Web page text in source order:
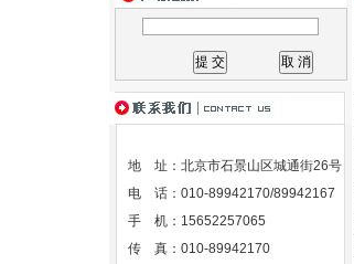
地 址：北京市石景山区城通街26号
电 话：010-89942170/89942167
手 机：15652257065
传 真：010-89942170